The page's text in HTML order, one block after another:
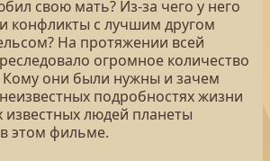
свою мать? Из-за чего у него
конфликты с лучшим другом
На протяжении всей
огромное количество
Кому они были нужны и зачем
подробностях жизни
известных людей планеты
этом фильме.